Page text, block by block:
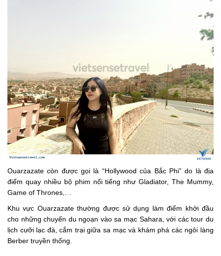
Ouarzazate còn được gọi là “Hollywood của Bắc Phi” do là địa
điểm quay nhiều bộ phim nổi tiếng như Gladiator, The Mummy,
Game of Thrones,…
Khu vực Ouarzazate thường được sử dụng làm điểm khởi đầu
cho những chuyến du ngoạn vào sa mạc Sahara, với các tour du
lịch cưỡi lạc đà, cắm trại giữa sa mạc và khám phá các ngôi làng
Berber truyền thống.